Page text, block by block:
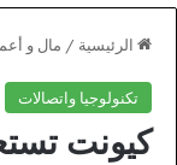
الرئيسية / مال و
تكنولوجيا واتصالات